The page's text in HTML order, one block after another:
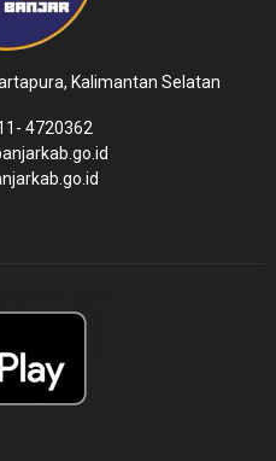
Kalimantan Selatan
4720362